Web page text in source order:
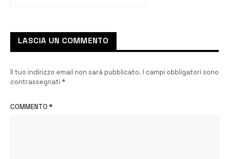
LASCIA UN COMMENTO
Il tuo indirizzo email non sarà pubblicato. I campi obbligatori sono
contrassegnati *
COMMENTO *